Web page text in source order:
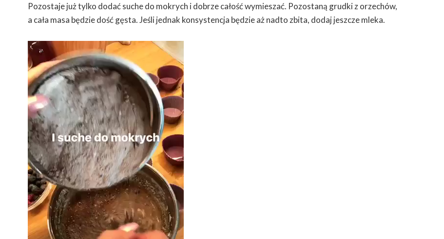
Pozostaje już tylko dodać suche do mokrych i dobrze całość wymieszać. Pozostaną grudki z orzechów,
a cała masa będzie dość gęsta. Jeśli jednak konsystencja będzie aż nadto zbita, dodaj jeszcze mleka.